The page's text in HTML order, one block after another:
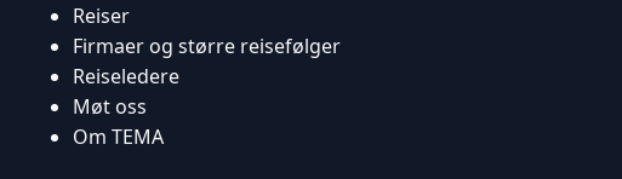
Reiser
Firmaer og større reisefølger
Reiseledere
Møt oss
Om TEMA